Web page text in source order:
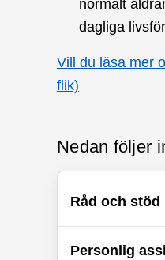
normalt
dagliga
Vill du läsa mer
flik)
Nedan följer
Råd och stöd
Personlig